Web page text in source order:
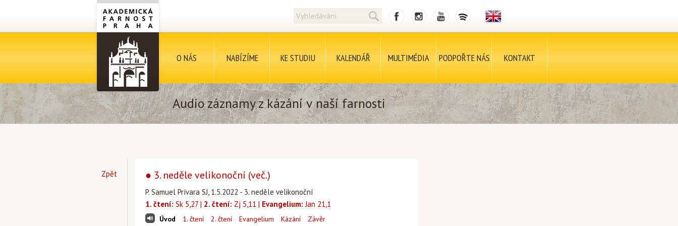
O NÁS NABÍZÍME KE STUDIU KALENDÁŘ MULTIMÉDIA PODPOŘTE NÁS KONTAKT
Audio záznamy z kázání v naší farnosti
Zpět ● 3. neděle velikonoční (več.)
P. Samuel Prívara SJ, 1.5.2022 - 3. neděle velikonoční
1. čtení: Sk 5,27 | 2. čtení: Zj 5,11 | Evangelium: Jan 21,1
Úvod 1. čtení 2. čtení Evangelium Kázání Závěr